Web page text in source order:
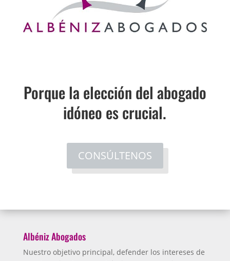
Porque la elección del abogado
idóneo es crucial.
CONSÚLTENOS
Albéniz Abogados
Nuestro objetivo principal, defender los intereses de